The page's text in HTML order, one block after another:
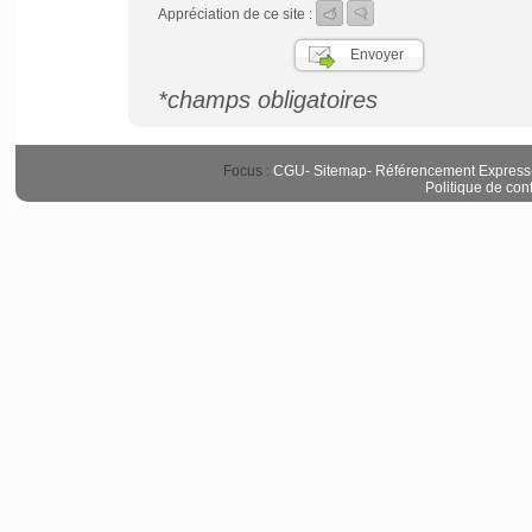
Appréciation de ce site :
*champs obligatoires
Focus : CGU- Sitemap- Référencement Express
Politique de